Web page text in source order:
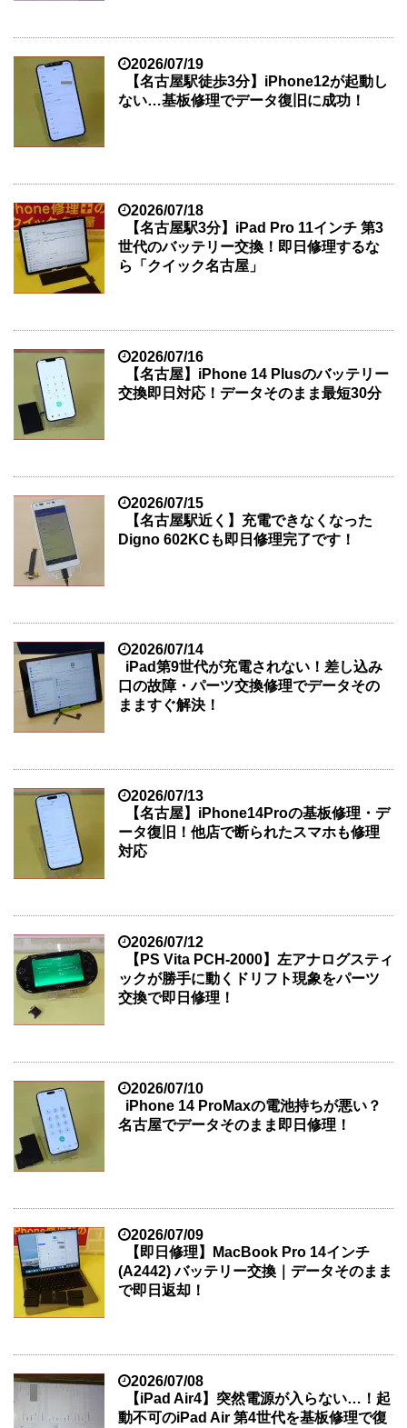
2026/07/19
【名古屋駅徒歩3分】iPhone12が起動し
ない…基板修理でデータ復旧に成功！
2026/07/18
【名古屋駅3分】iPad Pro 11インチ 第3
世代のバッテリー交換！即日修理するな
ら「クイック名古屋」
2026/07/16
【名古屋】iPhone 14 Plusのバッテリー
交換即日対応！データそのまま最短30分
2026/07/15
【名古屋駅近く】充電できなくなった
Digno 602KCも即日修理完了です！
2026/07/14
iPad第9世代が充電されない！差し込み
口の故障・パーツ交換修理でデータその
まますぐ解決！
2026/07/13
【名古屋】iPhone14Proの基板修理・デ
ータ復旧！他店で断られたスマホも修理
対応
2026/07/12
【PS Vita PCH-2000】左アナログスティ
ックが勝手に動くドリフト現象をパーツ
交換で即日修理！
2026/07/10
iPhone 14 ProMaxの電池持ちが悪い？
名古屋でデータそのまま即日修理！
2026/07/09
【即日修理】MacBook Pro 14インチ
(A2442) バッテリー交換｜データそのまま
で即日返却！
2026/07/08
【iPad Air4】突然電源が入らない…！起
動不可のiPad Air 第4世代を基板修理で復